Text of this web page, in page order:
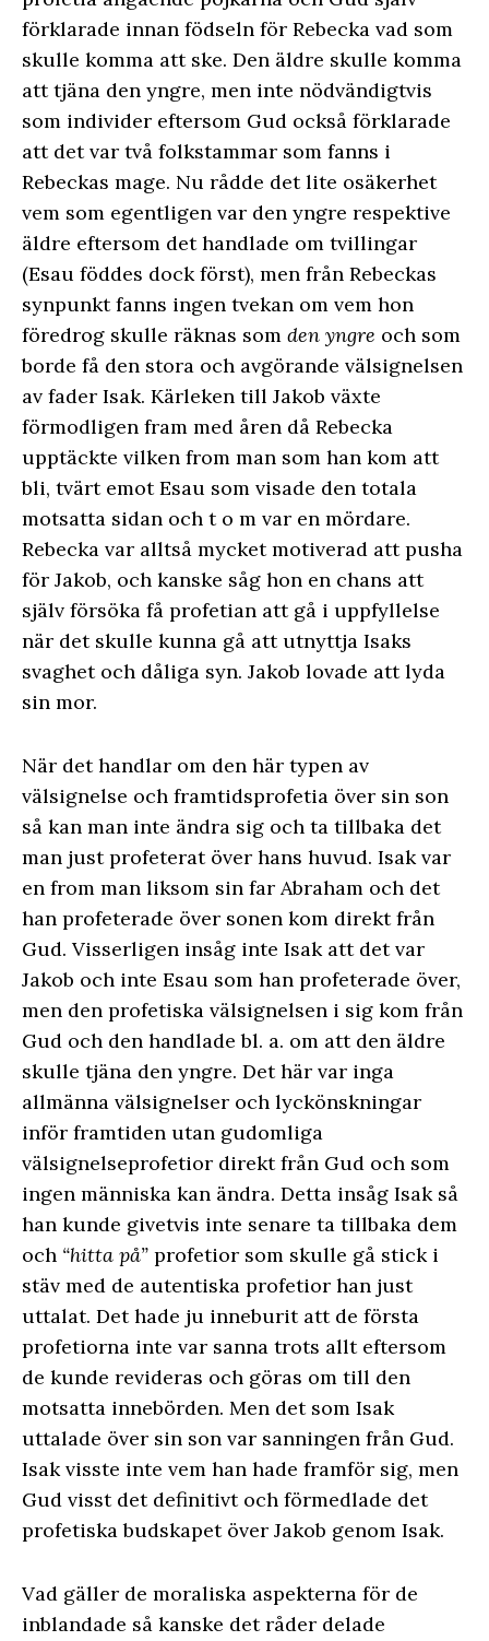
förklarade innan födseln för Rebecka vad som
skulle komma att ske. Den äldre skulle komma
att tjäna den yngre, men inte nödvändigtvis
som individer eftersom Gud också förklarade
att det var två folkstammar som fanns i
Rebeckas mage. Nu rådde det lite osäkerhet
vem som egentligen var den yngre respektive
äldre eftersom det handlade om tvillingar
(Esau föddes dock först), men från Rebeckas
synpunkt fanns ingen tvekan om vem hon
föredrog skulle räknas som den yngre och som
borde få den stora och avgörande välsignelsen
av fader Isak. Kärleken till Jakob växte
förmodligen fram med åren då Rebecka
upptäckte vilken from man som han kom att
bli, tvärt emot Esau som visade den totala
motsatta sidan och t o m var en mördare.
Rebecka var alltså mycket motiverad att pusha
för Jakob, och kanske såg hon en chans att
själv försöka få profetian att gå i uppfyllelse
när det skulle kunna gå att utnyttja Isaks
svaghet och dåliga syn. Jakob lovade att lyda
sin mor.
När det handlar om den här typen av
välsignelse och framtidsprofetia över sin son
så kan man inte ändra sig och ta tillbaka det
man just profeterat över hans huvud. Isak var
en from man liksom sin far Abraham och det
han profeterade över sonen kom direkt från
Gud. Visserligen insåg inte Isak att det var
Jakob och inte Esau som han profeterade över,
men den profetiska välsignelsen i sig kom från
Gud och den handlade bl. a. om att den äldre
skulle tjäna den yngre. Det här var inga
allmänna välsignelser och lyckönskningar
inför framtiden utan gudomliga
välsignelseprofetior direkt från Gud och som
ingen människa kan ändra. Detta insåg Isak så
han kunde givetvis inte senare ta tillbaka dem
och “hitta på” profetior som skulle gå stick i
stäv med de autentiska profetior han just
uttalat. Det hade ju inneburit att de första
profetiorna inte var sanna trots allt eftersom
de kunde revideras och göras om till den
motsatta innebörden. Men det som Isak
uttalade över sin son var sanningen från Gud.
Isak visste inte vem han hade framför sig, men
Gud visst det definitivt och förmedlade det
profetiska budskapet över Jakob genom Isak.
Vad gäller de moraliska aspekterna för de
inblandade så kanske det råder delade